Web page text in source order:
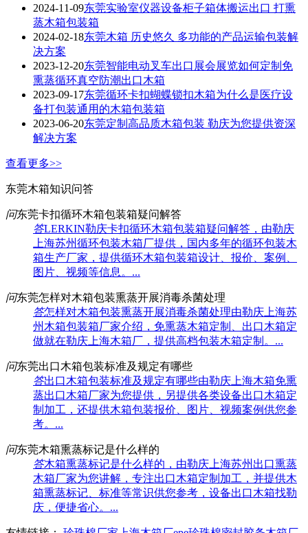
2024-11-09东莞实验室仪器设备柜子箱体搬运出口 打熏
蒸木箱包装箱
2024-02-18东莞木箱 历史悠久 多功能的产品运输包装解
决方案
2023-12-20东莞智能电动叉车出口展会展览如何定制免
熏蒸循环真空防潮出口木箱
2023-09-17东莞循环卡扣蝴蝶锁扣木箱为什么是医疗设
备打包装通用的木箱包装箱
2023-06-20东莞定制高品质木箱包装 勒庆为您提供资深
解决方案
查看更多>>
东莞木箱知识问答
问东莞卡扣循环木箱包装箱疑问解答
答LERKIN勒庆卡扣循环木箱包装箱疑问解答，由勒庆
上海苏州循环包装木箱厂提供，国内多年的循环包装木
箱生产厂家，提供循环木箱包装箱设计、报价、案例、
图片、视频等信息。...
问东莞怎样对木箱包装熏蒸开展消毒杀菌处理
答怎样对木箱包装熏蒸开展消毒杀菌处理由勒庆上海苏
州木箱包装箱厂家介绍，免熏蒸木箱定制、出口木箱定
做就在勒庆上海木箱厂，提供高档包装木箱定制。...
问东莞出口木箱包装标准及规定有哪些
答出口木箱包装标准及规定有哪些由勒庆上海木箱免熏
蒸出口木箱厂家为您提供，另提供各类设备出口木箱定
制加工，还提供木箱包装报价、图片、视频案例供您参
考。...
问东莞木箱熏蒸标记是什么样的
答木箱熏蒸标记是什么样的，由勒庆上海苏州出口熏蒸
木箱厂家为您讲解，专注出口木箱定制加工，并提供木
箱熏蒸标记、标准等常识供您参考，设备出口木箱找勒
庆，便捷省心。...